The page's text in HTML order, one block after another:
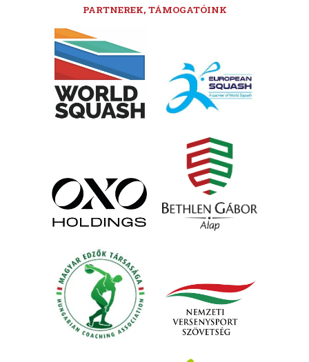
PARTNEREK, TÁMOGATÓINK